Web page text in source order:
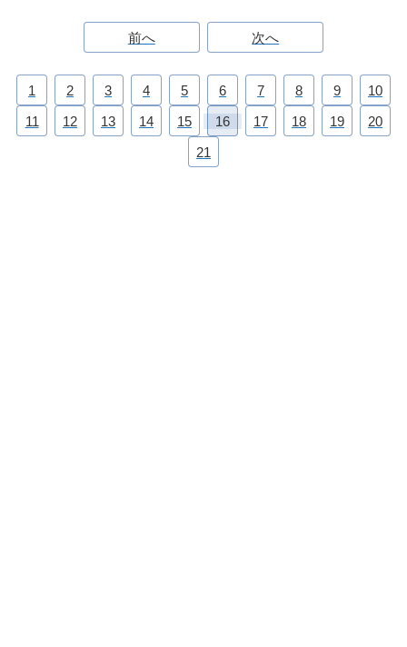
前へ 次へ
1 2 3 4 5 6 7 8 9
10
11
12 13 14 15 16 17 18 19
20
21